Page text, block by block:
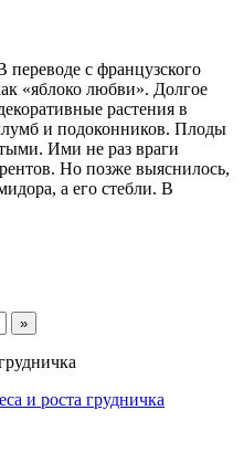
с французского
«яблоко любви». Долгое
растения в
и подоконников. Плоды
Ими не раз враги
Но позже выяснилось,
а его стебли. В